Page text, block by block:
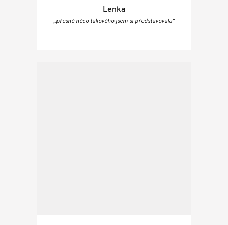
Lenka
„přesně něco takového jsem si představovala“